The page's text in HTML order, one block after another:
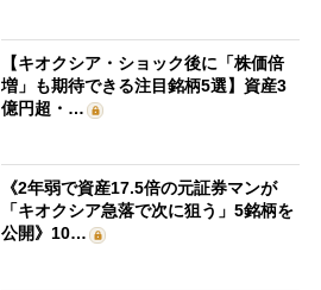
【キオクシア・ショック後に「株価倍
増」も期待できる注目銘柄5選】資産3
億円超・…
《2年弱で資産17.5倍の元証券マンが
「キオクシア急落で次に狙う」5銘柄を
公開》10…